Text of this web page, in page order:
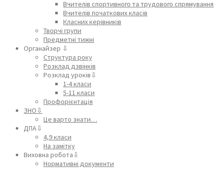
Вчителів спортивного та трудового спрямування
Вчителів початкових класів
Класних керівників
Творчі групи
Предметні тижні
Органайзер ⇩
Структура року
Розклад дзвінків
Розклад уроків⇩
1-4 класи
5-11 класи
Профорієнтація
ЗНО⇩
Це варто знати…
ДПА⇩
4,9 класи
На замітку
Виховна робота⇩
Нормативні документи